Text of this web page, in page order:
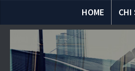
HOME CHI